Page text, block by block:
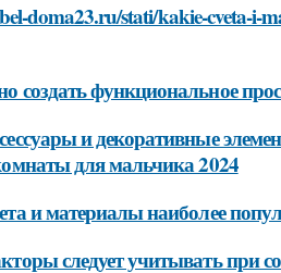
doma23.ru/stati/kakie-cveta-i-
создать функциональное
и декоративные
для мальчика 2024
и материалы наиболее
следует учитывать при